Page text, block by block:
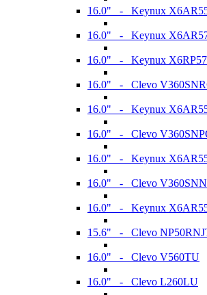
16.0" - Keynux
16.0" - Keynux
16.0" - Keynux
16.0" - Clevo
16.0" - Keynux
16.0" - Clevo
16.0" - Keynux
16.0" - Clevo
16.0" - Keynux
15.6" - Clevo
16.0" - Clevo V560TU
16.0" - Clevo L260LU